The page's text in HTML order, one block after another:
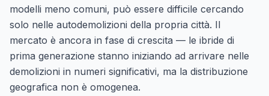
modelli meno comuni, può essere difficile cercando
solo nelle autodemolizioni della propria città. Il
mercato è ancora in fase di crescita — le ibride di
prima generazione stanno iniziando ad arrivare nelle
demolizioni in numeri significativi, ma la distribuzione
geografica non è omogenea.